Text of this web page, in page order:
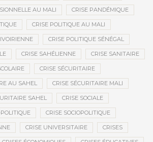
AU MALI CRISE PANDÉMIQUE
CRISE POLITIQUE AU MALI
CRISE POLITIQUE SÉNÉGAL
CRISE SAHÉLIENNE CRISE SANITAIRE
CRISE SÉCURITAIRE
AU SAHEL CRISE SÉCURITAIRE MALI
SAHEL CRISE SOCIALE
CRISE SOCIOPOLITIQUE
CRISE UNIVERSITAIRE CRISES